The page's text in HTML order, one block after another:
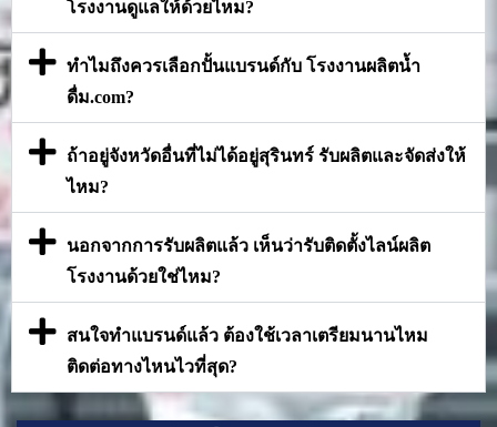
โรงงานดูแลให้ด้วยไหม?
ทำไมถึงควรเลือกปั้นแบรนด์กับ โรงงานผลิตน้ำ
ดื่ม.com?
ถ้าอยู่จังหวัดอื่นที่ไม่ได้อยู่สุรินทร์ รับผลิตและจัดส่งให้
ไหม?
นอกจากการรับผลิตแล้ว เห็นว่ารับติดตั้งไลน์ผลิต
โรงงานด้วยใช่ไหม?
สนใจทำแบรนด์แล้ว ต้องใช้เวลาเตรียมนานไหม
ติดต่อทางไหนไวที่สุด?